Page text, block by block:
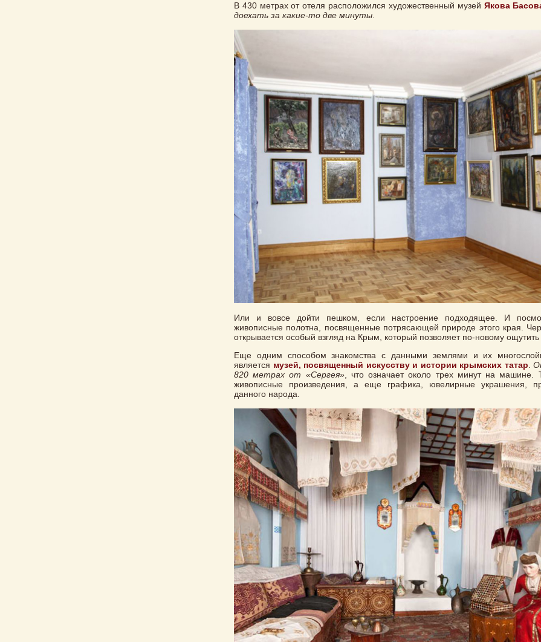
В 430 метрах от отеля расположился художественный музей Якова
доехать за какие-то две минуты
Или и вовсе дойти пешком, если настроение подходящее. И
живописные полотна, посвященные потрясающей природе этого края.
открывается особый взгляд на Крым, который позволяет по-новому ощутить
Еще одним способом знакомства с данными землями и их
является музей, посвященный искусству и истории крымских татар.
820 метрах от «Сергея», что означает около трех минут на машине.
живописные произведения, а еще графика, ювелирные украшения,
данного народа.